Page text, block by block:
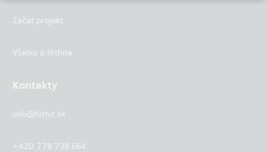
Začať projekt
Všetko o Hithite
Kontakty
info@hithit.sk
+420 778 738 664